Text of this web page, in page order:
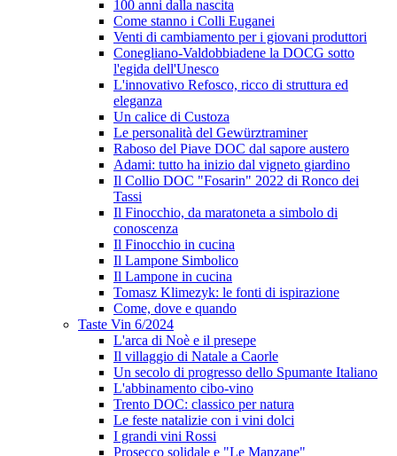
100 anni dalla nascita
Come stanno i Colli Euganei
Venti di cambiamento per i giovani produttori
Conegliano-Valdobbiadene la DOCG sotto
l'egida dell'Unesco
L'innovativo Refosco, ricco di struttura ed
eleganza
Un calice di Custoza
Le personalità del Gewürztraminer
Raboso del Piave DOC dal sapore austero
Adami: tutto ha inizio dal vigneto giardino
Il Collio DOC "Fosarin" 2022 di Ronco dei
Tassi
Il Finocchio, da maratoneta a simbolo di
conoscenza
Il Finocchio in cucina
Il Lampone Simbolico
Il Lampone in cucina
Tomasz Klimezyk: le fonti di ispirazione
Come, dove e quando
Taste Vin 6/2024
L'arca di Noè e il presepe
Il villaggio di Natale a Caorle
Un secolo di progresso dello Spumante Italiano
L'abbinamento cibo-vino
Trento DOC: classico per natura
Le feste natalizie con i vini dolci
I grandi vini Rossi
Prosecco solidale e "Le Manzane"